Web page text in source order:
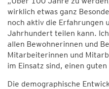
wirklich etwas ganz
noch aktiv die Erfahrungen
Jahrhundert teilen kann.
allen Bewohnerinnen und
Mitarbeiterinnen und
im Einsatz sind, einen
Die demographische